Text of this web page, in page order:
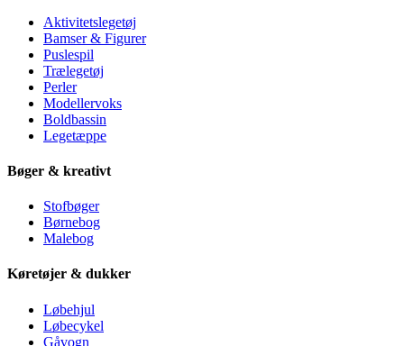
Aktivitetslegetøj
Bamser & Figurer
Puslespil
Trælegetøj
Perler
Modellervoks
Boldbassin
Legetæppe
Bøger & kreativt
Stofbøger
Børnebog
Malebog
Køretøjer & dukker
Løbehjul
Løbecykel
Gåvogn